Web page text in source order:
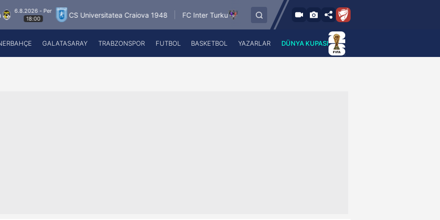
- Per
18:00
CS Universitatea Craiova 1948 FC Inter Turku
6.8.2026 - Per
18:00
FC Vaduz Jagiellonia Bialystok
A Haber Radyo
GALATASARAY TRABZONSPOR FUTBOL BASKETBOL YAZARLAR DÜNYA KUPASI